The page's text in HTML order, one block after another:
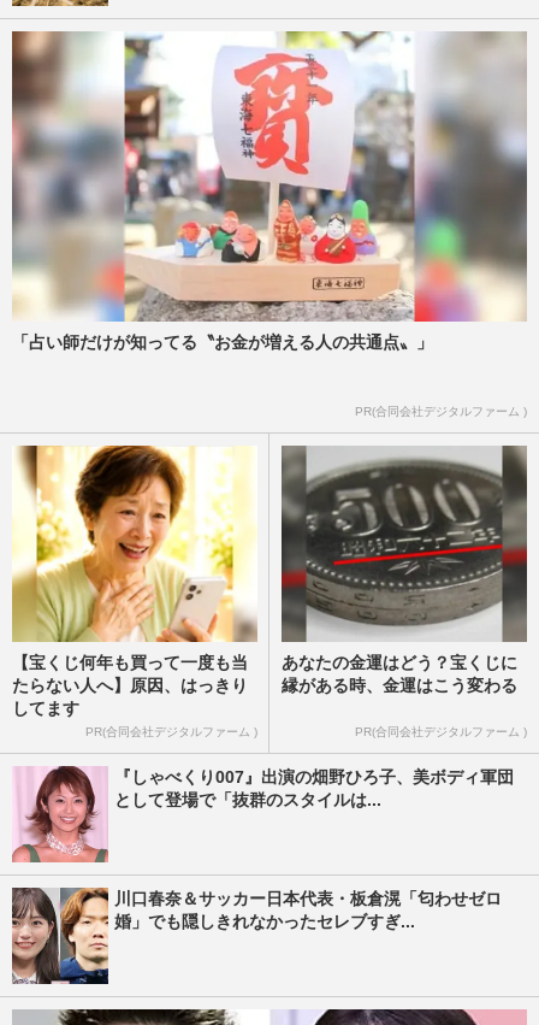
「占い師だけが知ってる〝お金が増える人の共通点〟」
PR(合同会社デジタルファーム )
【宝くじ何年も買って一度も当
たらない人へ】原因、はっきり
してます
PR(合同会社デジタルファーム )
あなたの金運はどう？宝くじに
縁がある時、金運はこう変わる
PR(合同会社デジタルファーム )
『しゃべくり007』出演の畑野ひろ子、美ボディ軍団
として登場で「抜群のスタイルは...
川口春奈＆サッカー日本代表・板倉滉「匂わせゼロ
婚」でも隠しきれなかったセレブすぎ...